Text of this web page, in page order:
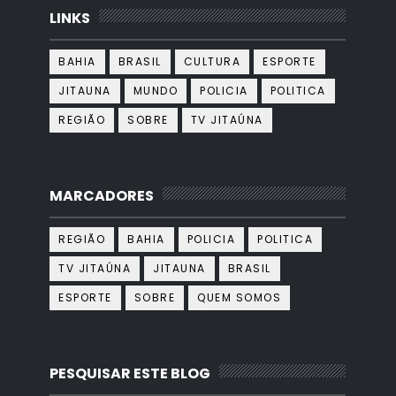
LINKS
BAHIA BRASIL CULTURA
ESPORTE
JITAUNA
MUNDO POLICIA
POLITICA
REGIÃO
SOBRE TV JITAÚNA
MARCADORES
REGIÃO BAHIA POLICIA
POLITICA
TV JITAÚNA
JITAUNA
BRASIL
ESPORTE
SOBRE QUEM SOMOS
PESQUISAR ESTE BLOG